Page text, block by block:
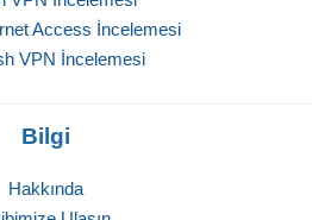
Access İncelemesi
VPN İncelemesi
Bilgi
Hakkında